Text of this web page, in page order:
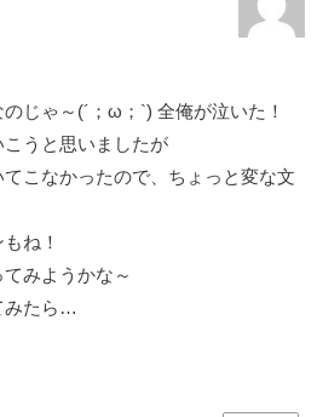
じゃ～(´；ω；`) 全俺が泣いた！
うと思いましたが
こなかったので、ちょっと変な文
ね！
みようかな～
みたら…